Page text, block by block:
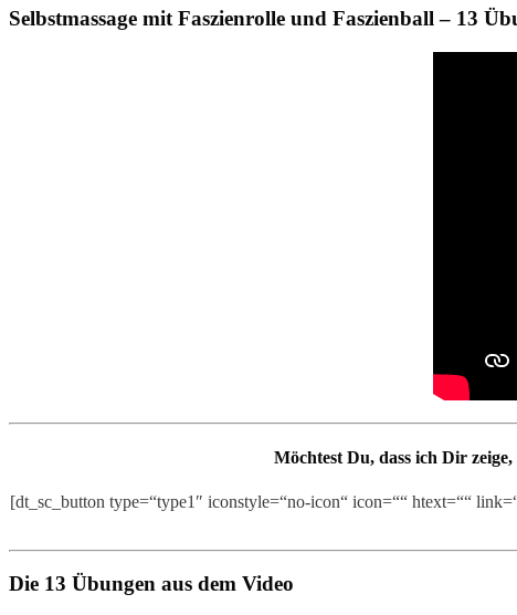
Selbstmassage mit Faszienrolle und Faszienball – 13
Möchtest Du, dass ich Dir
[dt_sc_button type=“type1″ iconstyle=“no-icon“ icon=““ htext=““
Die 13 Übungen aus dem Video